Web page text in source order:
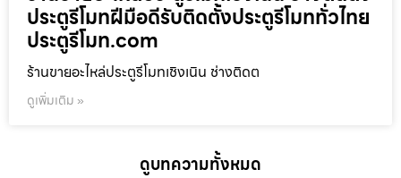
ประตูรีโมทฝีมือดีรับติดตั้งประตูรีโมททั่วไทย
ประตูรีโมท.com
ร้านขายอะไหล่ประตูรีโมทเชิงเนิน ช่างติดต
ดูเพิ่มเติม »
ดูบทความทั้งหมด